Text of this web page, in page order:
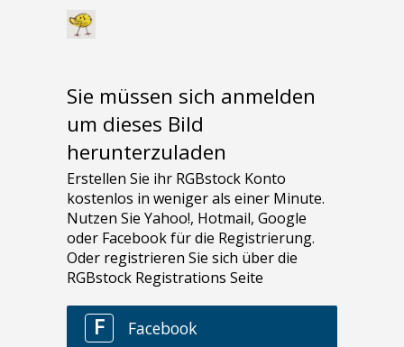
Sie müssen sich anmelden
um dieses Bild
herunterzuladen